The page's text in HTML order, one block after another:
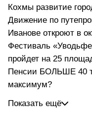
Кохмы развитие
Движение по
Иванове откроют в
Фестиваль
пройдет на 25
Пенсии БОЛЬШЕ 40
максимум?
Показать ещё